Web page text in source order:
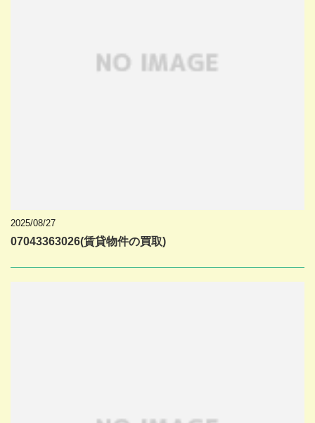
2025/08/27
07043363026(賃貸物件の買取)